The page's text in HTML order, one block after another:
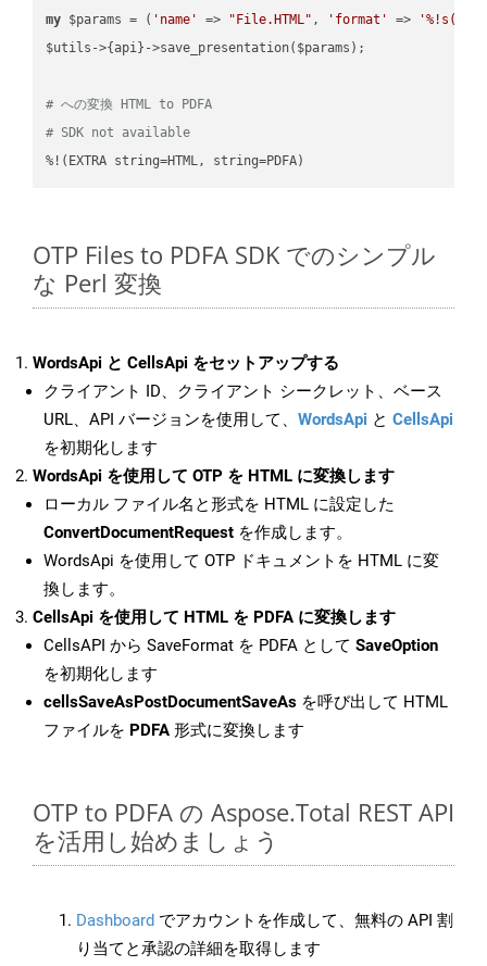
my $params = ( 'name' => "File.HTML" , 'format' =>
$utils->{api}->save_presentation($params);
# への変換 HTML to PDFA
# SDK not available
%!(EXTRA string=HTML, string=PDFA)
OTP Files to PDFA SDK でのシンプル
な Perl 変換
WordsApi と CellsApi をセットアップする
クライアント ID、クライアント シークレット、ベース
URL、API バージョンを使用して、 WordsApi と CellsApi
を初期化します
WordsApi を使用して OTP を HTML に変換します
ローカル ファイル名と形式を HTML に設定した
ConvertDocumentRequest を作成します。
WordsApi を使用して OTP ドキュメントを HTML に変
換します。
CellsApi を使用して HTML を PDFA に変換します
CellsAPI から SaveFormat を PDFA として SaveOption
を初期化します
cellsSaveAsPostDocumentSaveAs を呼び出して HTML
ファイルを PDFA 形式に変換します
OTP to PDFA の Aspose.Total REST API
を活用し始めましょう
Dashboard でアカウントを作成して、無料の API 割
り当てと承認の詳細を取得します